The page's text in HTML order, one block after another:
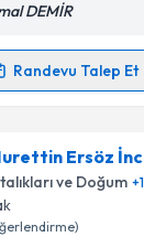
kabul
Talebini
DEMİR
Randevu Talep Et
Talebi
Demiriçin randevu
uzmandan randevu
e-posta ile
Ersöz
ve Doğum +1